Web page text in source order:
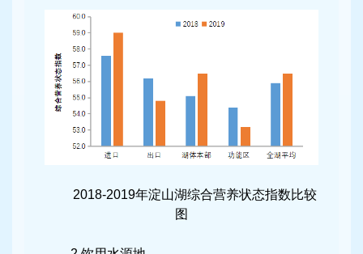
2018-2019年淀山湖综合营养状态指数比较
图